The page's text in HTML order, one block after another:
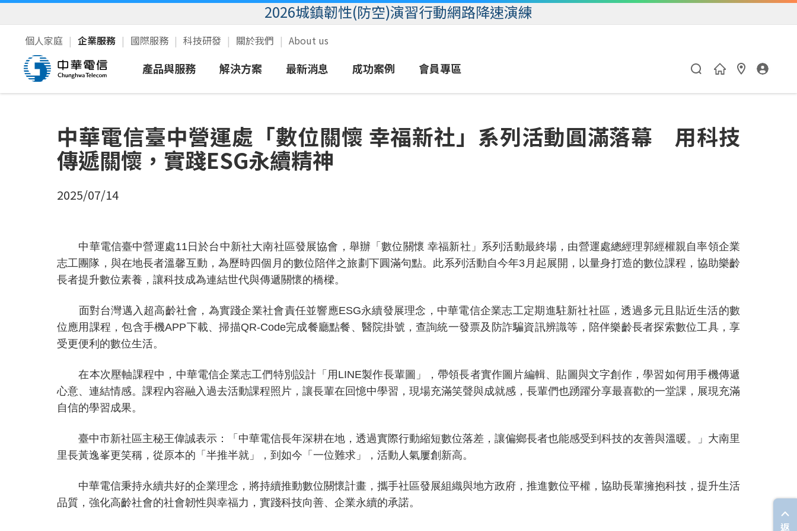
2026城鎮韌性(防空)演習行動網路降速演練
個人家庭 企業服務 國際服務 科技研發 關於我們 About us
產品與服務
寬頻上網/語音
雲端IDC
5G服務
衛星通訊
簡訊
數據
行動優惠
MVPN行動群組
解決方案
中小企業
公部門
最新消息
活動
成功案例
影音報導
會員專區
會員專區
中華電信臺中營運處「數位關懷 幸福新社」系列活動圓滿落幕 用科技
傳遞關懷，實踐ESG永續精神
2025/07/14
中華電信臺中營運處11日於台中新社大南社區發展協會，舉辦「數位關懷 幸福新社」系列活動最終場，由營運處總經理郭經權親自率領企業
志工團隊，與在地長者溫馨互動，為歷時四個月的數位陪伴之旅劃下圓滿句點。此系列活動自今年3月起展開，以量身打造的數位課程，協助樂齡
長者提升數位素養，讓科技成為連結世代與傳遞關懷的橋樑。
面對台灣邁入超高齡社會，為實踐企業社會責任並響應ESG永續發展理念，中華電信企業志工定期進駐新社社區，透過多元且貼近生活的數
位應用課程，包含手機APP下載、掃描QR-Code完成餐廳點餐、醫院掛號，查詢統一發票及防詐騙資訊辨識等，陪伴樂齡長者探索數位工具，享
受更便利的數位生活。
在本次壓軸課程中，中華電信企業志工們特別設計「用LINE製作長輩圖」，帶領長者實作圖片編輯、貼圖與文字創作，學習如何用手機傳遞
心意、連結情感。課程內容融入過去活動課程照片，讓長輩在回憶中學習，現場充滿笑聲與成就感，長輩們也踴躍分享最喜歡的一堂課，展現充滿
自信的學習成果。
臺中市新社區主秘王偉誠表示：「中華電信長年深耕在地，透過實際行動縮短數位落差，讓偏鄉長者也能感受到科技的友善與溫暖。」大南里
里長黃逸峯更笑稱，從原本的「半推半就」，到如今「一位難求」，活動人氣屢創新高。
中華電信秉持永續共好的企業理念，將持續推動數位關懷計畫，攜手社區發展組織與地方政府，推進數位平權，協助長輩擁抱科技，提升生活
品質，強化高齡社會的社會韌性與幸福力，實踐科技向善、企業永續的承諾。
返